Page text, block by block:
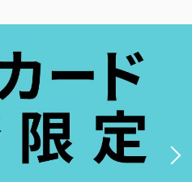
大人 1名
税・手数料込
9,840
120cm×2